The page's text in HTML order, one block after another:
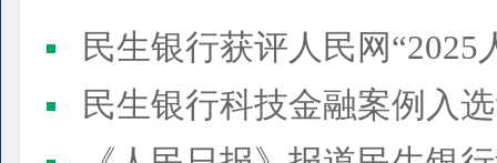
民生银行获评人民网“2025
民生银行科技金融案例入选“2025人民